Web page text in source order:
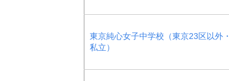
東京純心女子中学校（東京23区以外・
私立）